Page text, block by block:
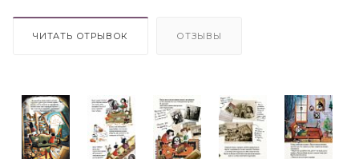
ЧИТАТЬ ОТРЫВОК ОТЗЫВЫ